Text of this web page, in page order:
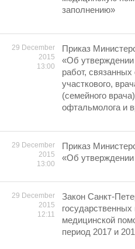
заполнению»
29 December
2015
13:00
Приказ
«Об
работ,
участкового,
(семейного
офтальмолога и
29 December
2015
13:00
Приказ
«Об утверждении
29 December
2015
12:11
Закон Санкт-
государственных
медицинской
период 2017 и